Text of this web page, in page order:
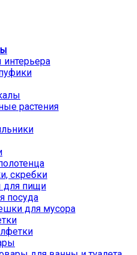
растения
скребки
для пищи
посуда
для мусора